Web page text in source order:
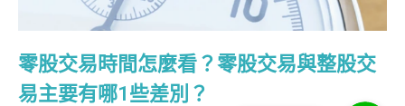
零股交易時間怎麼看？零股交易與整股交
易主要有哪1些差別？